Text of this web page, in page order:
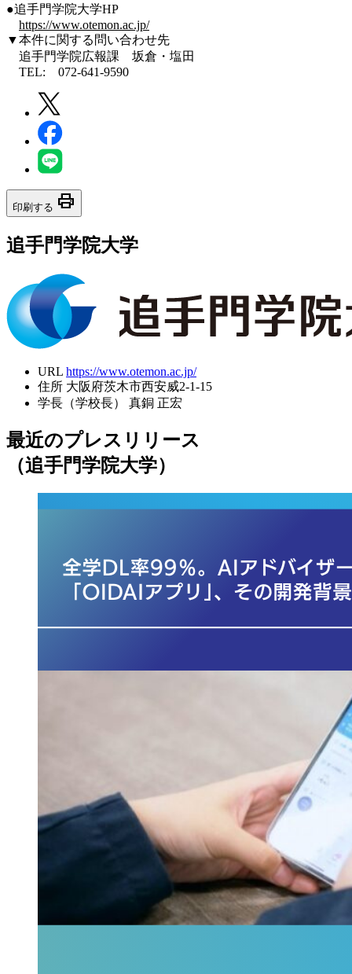
●追手門学院大学HP
https://www.otemon.ac.jp/
▼本件に関する問い合わせ先
追手門学院広報課 坂倉・塩田
TEL: 072-641-9590
印刷する print
追手門学院大学
URL https://www.otemon.ac.jp/
住所 大阪府茨木市西安威2-1-15
学長（学校長）
真銅 正宏
最近のプレスリリース
（追手門学院大学）